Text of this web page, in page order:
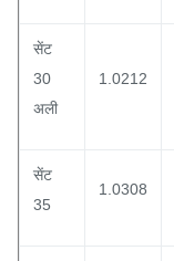
सेंट
30
अली
1.0212
सेंट
35
1.0308